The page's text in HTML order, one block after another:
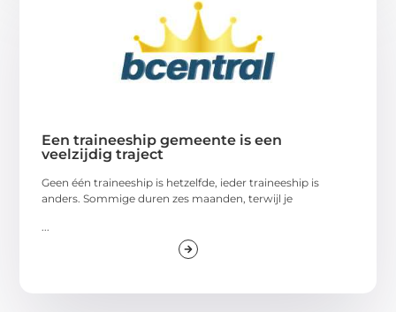
Een traineeship gemeente is een
veelzijdig traject
Geen één traineeship is hetzelfde, ieder traineeship is
anders. Sommige duren zes maanden, terwijl je
...